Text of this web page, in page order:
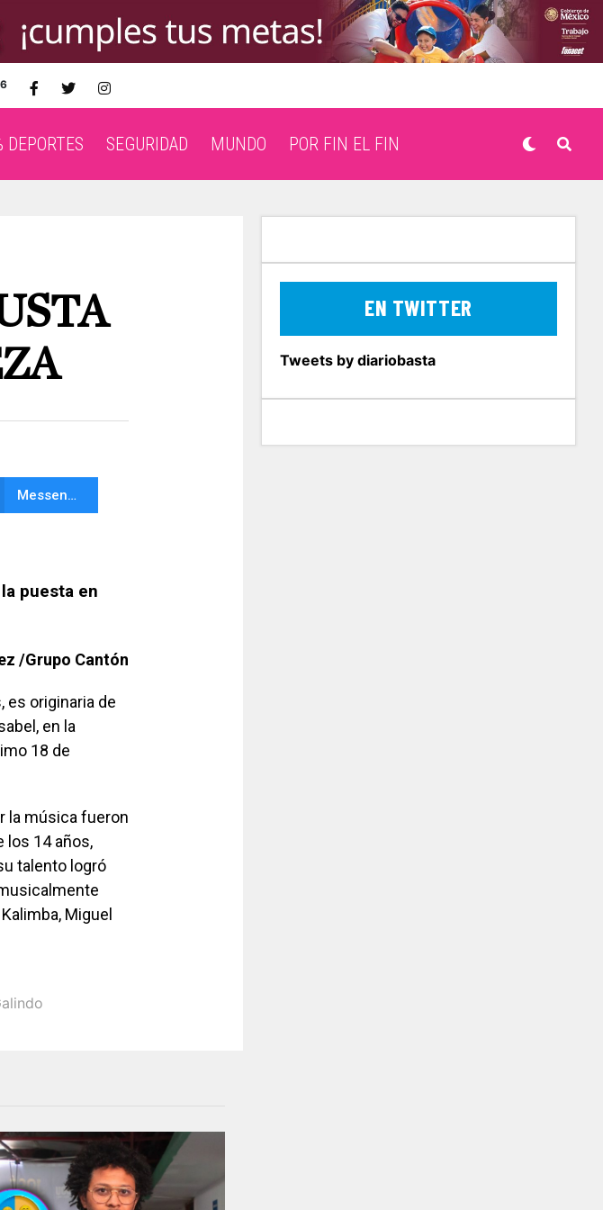
DEPORTES SEGURIDAD MUNDO POR FIN EL FIN
Messenger
puesta en
/Grupo Cantón
es originaria de
en la
18 de
la música fueron
los 14 años,
talento logró
Miguel
EN TWITTER
Tweets by diariobasta